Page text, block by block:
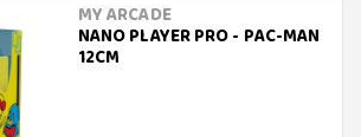
MY ARCADE
NANO PLAYER PRO - PAC-MAN
12CM